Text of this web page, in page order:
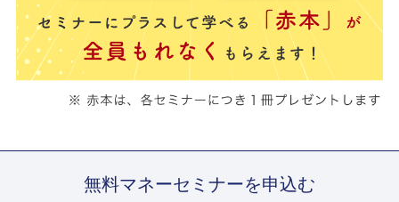
無料マネーセミナーを申込む